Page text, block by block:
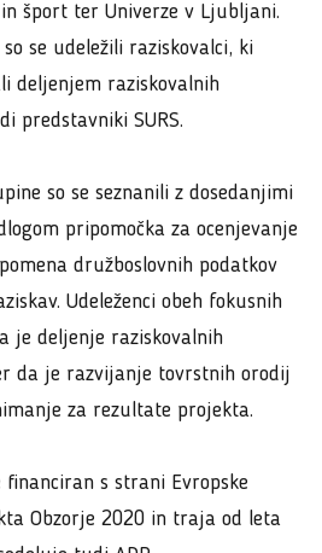
šport ter Univerze v Ljubljani.
se udeležili raziskovalci, ki
deljenjem raziskovalnih
predstavniki SURS.
so se seznanili z dosedanjimi
pripomočka za ocenjevanje
družboslovnih podatkov
Udeleženci obeh fokusnih
je deljenje raziskovalnih
da je razvijanje tovrstnih orodij
za rezultate projekta.
financiran s strani Evropske
Obzorje 2020 in traja od leta